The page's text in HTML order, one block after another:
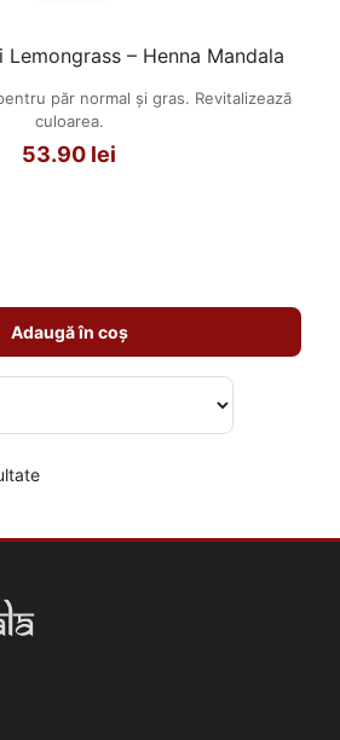
Lemongrass – Henna Mandala
păr normal și gras. Revitalizează
culoarea.
53.90 lei
Adaugă în coș